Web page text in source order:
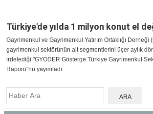
Türkiye'de yılda 1 milyon konut el
Gayrimenkul ve Gayrimenkul Yatırım Ortaklığı Derneği
gayrimenkul sektörünün alt segmentlerini üçer aylık
irdelediği "GYODER Gösterge Türkiye Gayrimenkul
Raporu"nu yayımladı